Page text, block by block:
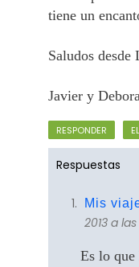
tiene un
Saludos desde
Javier y
RESPONDER
Respuestas
Mis
2013 a las
Es lo